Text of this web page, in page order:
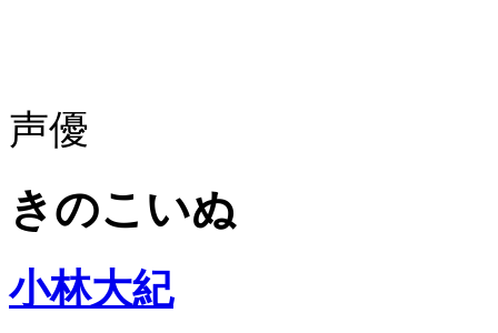
声優
きのこいぬ
小林大紀